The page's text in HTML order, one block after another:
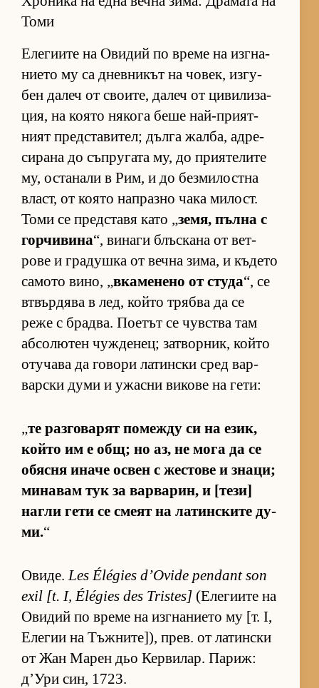
Томи
Еле­ги­ите на Ови­дий по време на из­г­на­
ни­ето му са днев­ни­кът на чо­век, из­гу­
бен да­леч от сво­и­те, да­леч от ци­ви­ли­за­
ция, на ко­ято ня­кога беше най-при­ят­
ният пред­с­та­ви­тел; дълга жал­ба, ад­ре­
си­рана до съп­ру­гата му, до при­я­те­лите
му, ос­та­нали в Рим, и до без­ми­лос­тна
власт, от ко­ято нап­разно чака ми­лост.
Томи се пред­с­тавя като „зе­мя, пълна с
гор­чи­вина“, ви­наги блъс­кана от вет­
рове и гра­душка от вечна зи­ма, и къ­дето
са­мото ви­но, „вка­ме­нено от студа“, се
втвър­дява в лед, който трябва да се
реже с брад­ва. По­е­тът се чув­с­тва там
аб­со­лю­тен чуж­де­нец; зат­вор­ник, който
оту­чава да го­вори ла­тин­ски сред вар­
вар­ски думи и ужасни ви­кове на ге­ти:
„те раз­го­ва­рят по­между си на език,
който им е общ; но аз, не мога да се
обясня иначе ос­вен с жес­тове и зна­ци;
ми­на­вам тук за вар­ва­рин, и [те­зи]
нагли гети се смеят на ла­тин­с­ките ду­
ми.“
Ови­де.Les Élégies d’Ovide pendant son
exil [t. I, Élégies des Tristes] (Е­ле­ги­ите на
Ови­дий по време на из­г­на­ни­ето му [т. I,
Еле­гии на Тъж­ни­те­]), прев. от ла­тин­ски
от Жан Ма­рен дьо Кер­ви­лар. Па­риж:
д’Ури син, 1723.